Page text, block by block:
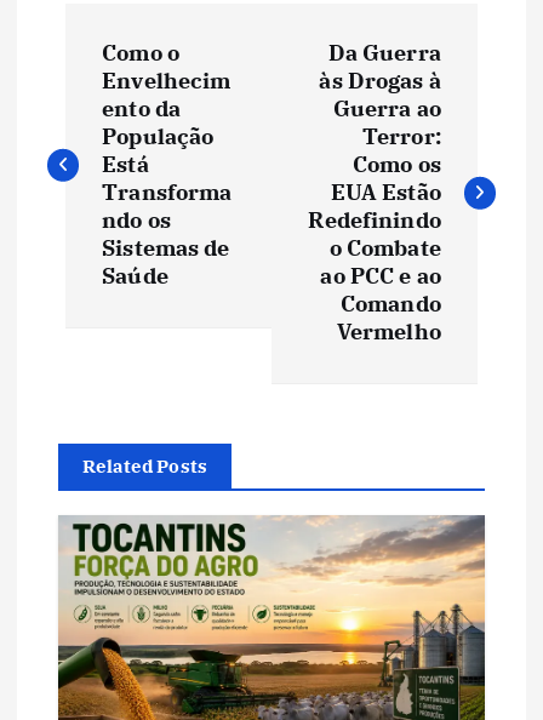
v
ã
o
d
e
P
Como o
Envelhecim
ento da
População
Está
Transforma
ndo os
Sistemas de
Saúde
Da Guerra
às Drogas à
Guerra ao
Terror:
Como os
EUA Estão
Redefinindo
o Combate
ao PCC e ao
Comando
Vermelho
Related Posts